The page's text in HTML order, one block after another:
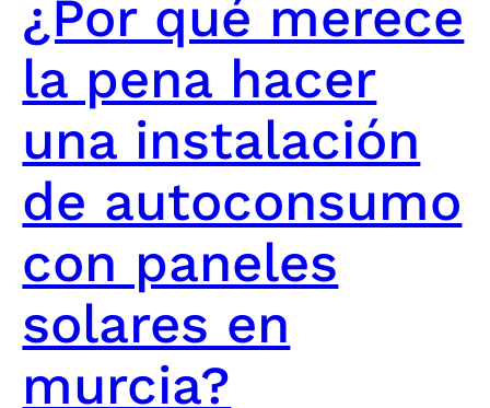
¿Por qué merece
la pena hacer
una instalación
de autoconsumo
con paneles
solares en
murcia?